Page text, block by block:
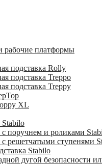
рабочие платформы
подставка Rolly
подставка Treppo
подставка Treppy
XL
поручнем и роликами
решетчатыми ступенями
Stabilo
дугой безопасности